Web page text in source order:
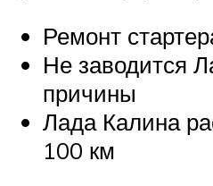
Ремонт
Не заводится
причины
Лада Калина
100 км